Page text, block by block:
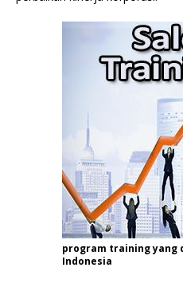
program training yang
Indonesia